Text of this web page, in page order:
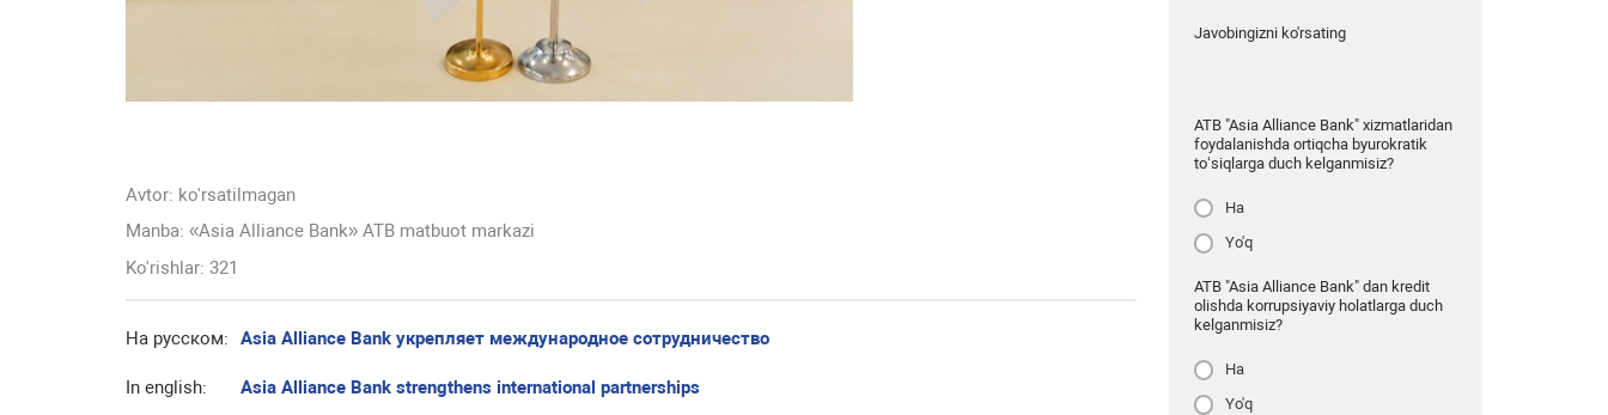
Avtor: ko'rsatilmagan
Manba: «Asia Alliance Bank» ATB matbuot markazi
Ko'rishlar: 321
На русском: Asia Alliance Bank укрепляет международное сотрудничество
In english: Asia Alliance Bank strengthens international partnerships
Javobingizni ko'rsating
ATB "Asia Alliance Bank" xizmatlaridan
foydalanishda ortiqcha byurokratik
to‘siqlarga duch kelganmisiz?
Ha
Yo'q
ATB "Asia Alliance Bank" dan kredit
olishda korrupsiyaviy holatlarga duch
kelganmisiz?
Ha
Yo'q